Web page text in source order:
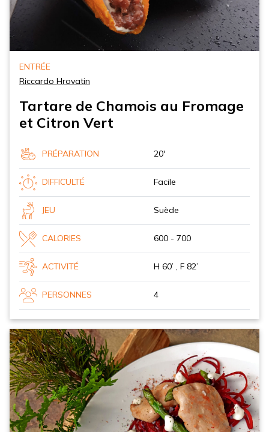
ENTRÉE
Riccardo Hrovatin
Tartare de Chamois au Fromage
et Citron Vert
PRÉPARATION 20'
DIFFICULTÉ Facile
JEU Suède
CALORIES 600 - 700
ACTIVITÉ H 60’ , F 82’
PERSONNES 4